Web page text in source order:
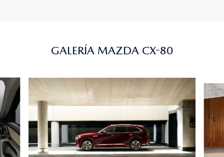
GALERÍA MAZDA CX-80